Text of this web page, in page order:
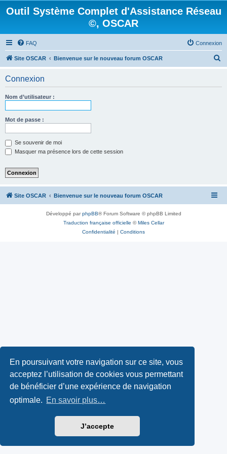
En poursuivant votre navigation sur ce site, vous
acceptez l’utilisation de cookies vous permettant
de bénéficier d’une expérience de navigation
optimale. En savoir plus…
J’accepte
Outil Système Complet d'Assistance Réseau
©, OSCAR
FAQ Connexion
Site OSCAR Bienvenue sur le nouveau forum OSCAR
Connexion
Nom d’utilisateur :
Mot de passe :
Se souvenir de moi
Masquer ma présence lors de cette session
Site OSCAR Bienvenue sur le nouveau forum OSCAR
Développé parphpBB® Forum Software © phpBB Limited
Traduction française officielle ©Miles Cellar
Confidentialité | Conditions